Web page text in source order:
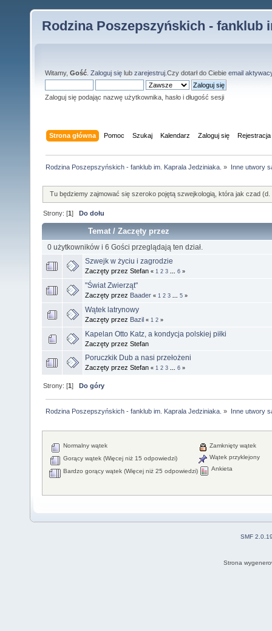
Rodzina Poszepszyńskich - fanklub
Witamy, Gość Zaloguj się lub zarejestruj .Czy dotarł do Ciebie email
Zaloguj się podając nazwę użytkownika, hasło i długość sesji
Strona główna Pomoc Szukaj Kalendarz Zaloguj się Rejestracja
Rodzina Poszepszyńskich - fanklub im. Kaprala Jedziniaka. » Inne utwory
Tu będziemy zajmować się szeroko pojętą szwejkologią, która jak czad
Strony: [1]Do dołu
Temat /Zaczęty przez
0 użytkowników i 6 Gości przeglądają ten dział.
Szwejk w życiu i zagrodzie
Zaczęty przez Stefan « 1 2 3 6 »
"Świat Zwierząt"
Zaczęty przez Baader « 1 2 3 5 »
Wątek latrynowy
Zaczęty przez Bazil « 1 2 »
Kapelan Otto Katz, a kondycja polskiej piłki
Zaczęty przez Stefan
Poruczkik Dub a nasi przełożeni
Zaczęty przez Stefan « 1 2 3 6 »
Strony: [1]Do góry
Rodzina Poszepszyńskich - fanklub im. Kaprala Jedziniaka. » Inne utwory
Normalny wątek
Gorący wątek (Więcej niż 15 odpowiedzi)
Bardzo gorący wątek (Więcej niż 25 odpowiedzi)
Zamknięty wątek
Wątek przyklejony
Ankieta
SMF
Strona